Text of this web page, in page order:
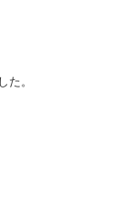
た。